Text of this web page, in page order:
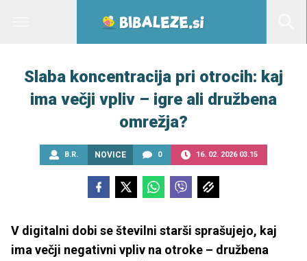
Slaba koncentracija pri otrocih: kaj
ima večji vpliv – igre ali družbena
omrežja?
B.R. NOVICE 0 16. 02. 2026 03.15
V digitalni dobi se številni starši sprašujejo, kaj
ima večji negativni vpliv na otroke – družbena